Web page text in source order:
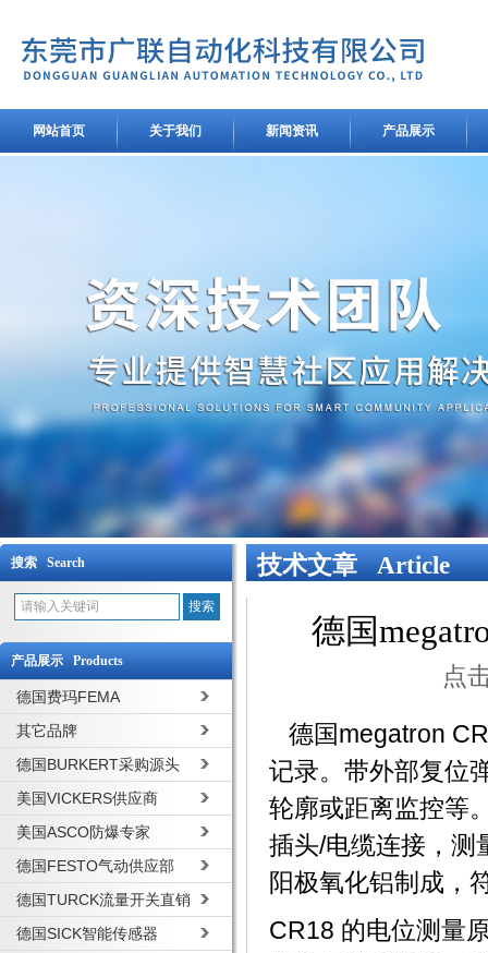
网站首页 关于我们 新闻资讯 产品展示
搜索 Search
产品展示 Products
德国费玛FEMA
其它品牌
德国BURKERT采购源头
美国VICKERS供应商
美国ASCO防爆专家
德国FESTO气动供应部
德国TURCK流量开关直销
德国SICK智能传感器
技术文章 Article
德国
点
德国megatron
记录。带外部复位
轮廓或距离监控等
插头/电缆连接，
阳极氧化铝制成，
CR18 的电位测量